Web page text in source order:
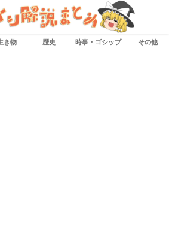
き物 歴史 時事・ゴシップ その他